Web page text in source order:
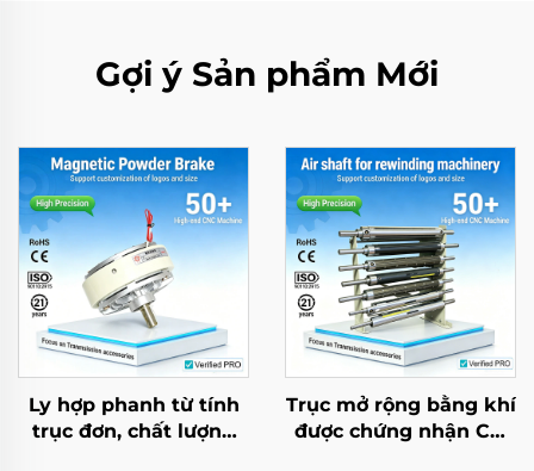
Gợi ý Sản phẩm Mới
Ly hợp phanh từ tính
trục đơn, chất lượng
Trục mở rộng bằng khí
được chứng nhận CE,